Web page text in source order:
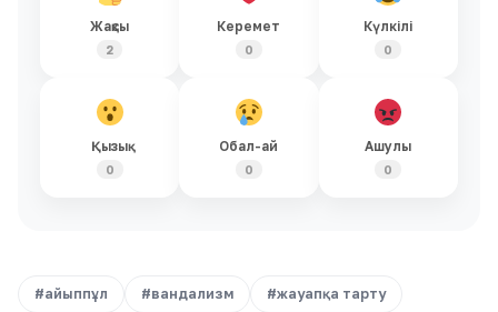
Жақсы
2
Керемет
0
Күлкілі
0
Қызық
0
Обал-ай
0
Ашулы
0
#айыппұл #вандализм #жауапқа тарту